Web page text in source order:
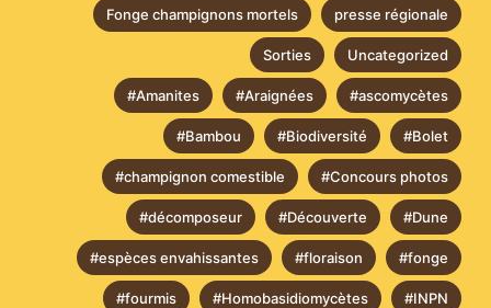
Fonge champignons mortels presse régionale
Sorties Uncategorized
#Amanites #Araignées #ascomycètes
#Bambou #Biodiversité #Bolet
#champignon comestible #Concours photos
#décomposeur #Découverte #Dune
#espèces envahissantes #floraison #fonge
#fourmis #Homobasidiomycètes #INPN